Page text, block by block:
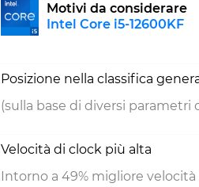
Motivi da considerare
Intel Core i5-12600KF
Posizione nella classifica
(sulla base di diversi parametri
Velocità di clock più alta
Intorno a 49% migliore velocità